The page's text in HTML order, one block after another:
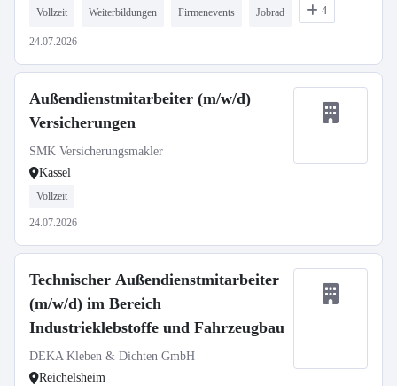
Vollzeit Weiterbildungen Firmenevents Jobrad 4
24.07.2026
Außendienstmitarbeiter (m/w/d)
Versicherungen
SMK Versicherungsmakler
Kassel
Vollzeit
24.07.2026
Technischer Außendienstmitarbeiter
(m/w/d) im Bereich
Industrieklebstoffe und Fahrzeugbau
DEKA Kleben & Dichten GmbH
Reichelsheim